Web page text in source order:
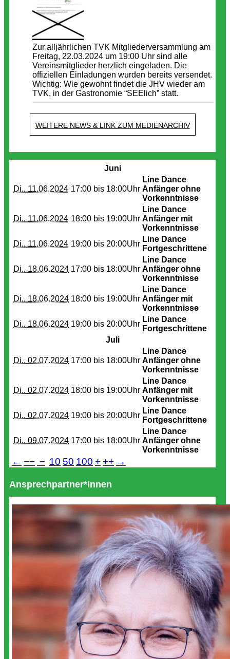
Zur alljährlichen TVK Mitgliederversammlung am
Freitag, 22.03.2024 um 19:00 Uhr sind alle
Vereinsmitglieder herzlich eingeladen. Die
offiziellen Einladungen wurden bereits versendet.
Wichtig: Wie gewohnt findet die JHV wieder am
TVK, in der Gastronomie “SEElich” statt.
WEITERE NEWS & LINK ZUM MEDIENARCHIV
Juni
Di.. 11.06.2024 17:00 bis 18:00Uhr
Line Dance
Anfänger ohne
Vorkenntnisse
Di.. 11.06.2024 18:00 bis 19:00Uhr
Line Dance
Anfänger mit
Vorkenntnisse
Di.. 11.06.2024 19:00 bis 20:00Uhr
Line Dance
Fortgeschrittene
Di.. 18.06.2024 17:00 bis 18:00Uhr
Line Dance
Anfänger ohne
Vorkenntnisse
Di.. 18.06.2024 18:00 bis 19:00Uhr
Line Dance
Anfänger mit
Vorkenntnisse
Di.. 18.06.2024 19:00 bis 20:00Uhr
Line Dance
Fortgeschrittene
Juli
Di.. 02.07.2024 17:00 bis 18:00Uhr
Line Dance
Anfänger ohne
Vorkenntnisse
Di.. 02.07.2024 18:00 bis 19:00Uhr
Line Dance
Anfänger mit
Vorkenntnisse
Di.. 02.07.2024 19:00 bis 20:00Uhr
Line Dance
Fortgeschrittene
Di.. 09.07.2024 17:00 bis 18:00Uhr
Line Dance
Anfänger ohne
Vorkenntnisse
← −− − 10 50 100 + ++ →
Ansprechpartner*innen